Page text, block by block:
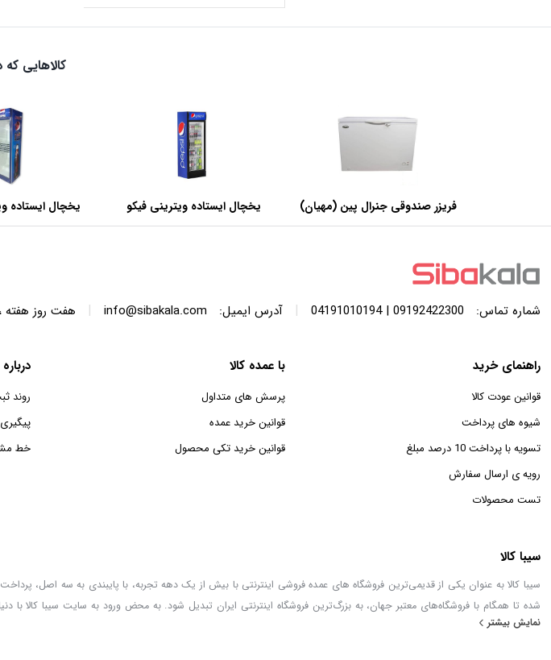
کالاهایی که
فریزر صندوقی جنرال پین (مهیان)
با ظرفیت 440 لیتر
یخچال ایستاده ویترینی فیکو
عرض 60 سانتی متر
یخچال ایستاده
عرض 60 سانتی متر
شماره تماس: 09192422300 | 04191010194
| آدرس ایمیل: info@sibakala.com
| هفت روز هفته ، 24 ساعت شبانه‌روز پاسخگوی شما
راهنمای خرید
قوانین عودت کالا
شیوه های پرداخت
تسویه با پرداخت 10 درصد مبلغ
رویه ی ارسال سفارش
تست محصولات
با عمده کالا
پرسش های متداول
قوانین خرید عمده
قوانین خرید تکی محصول
روند
خط
سیبا کالا
شده تا همگام با فروشگاه‌های معتبر جهان، به بزرگ‌ترین فروشگاه اینترنتی ایران تبدیل شود. به محض ورود به سایت سیبا کالا با
خطور می‌کند در اینجا پیدا خواهید کرد.
نمایش بیشتر